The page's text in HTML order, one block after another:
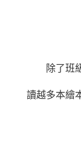
除了班
讀越多本繪